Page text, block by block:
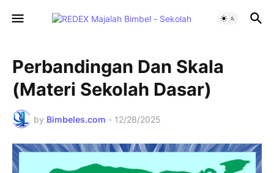
Perbandingan Dan Skala
(Materi Sekolah Dasar)
by Bimbeles.com - 12/28/2025